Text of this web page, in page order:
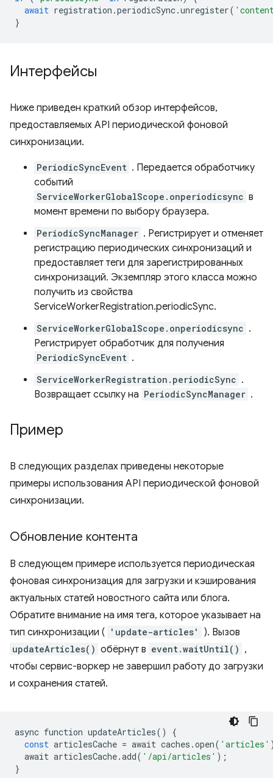
await registration .periodicSync.unregister(
}
Интерфейсы
Ниже приведен краткий обзор интерфейсов,
предоставляемых API периодической фоновой
синхронизации.
PeriodicSyncEvent . Передается обработчику
событий
ServiceWorkerGlobalScope.onperiodicsync в
момент времени по выбору браузера.
PeriodicSyncManager . Регистрирует и отменяет
регистрацию периодических синхронизаций и
предоставляет теги для зарегистрированных
синхронизаций. Экземпляр этого класса можно
получить из свойства
ServiceWorkerRegistration.periodicSync.
ServiceWorkerGlobalScope.onperiodicsync .
Регистрирует обработчик для получения
PeriodicSyncEvent .
ServiceWorkerRegistration.periodicSync .
Возвращает ссылку на PeriodicSyncManager .
Пример
В следующих разделах приведены некоторые
примеры использования API периодической фоновой
синхронизации.
Обновление контента
В следующем примере используется периодическая
фоновая синхронизация для загрузки и кэширования
актуальных статей новостного сайта или блога.
Обратите внимание на имя тега, которое указывает на
тип синхронизации (
'update-articles' ). Вызов
updateArticles() обёрнут в event.waitUntil() ,
чтобы сервис-воркер не завершил работу до загрузки
и сохранения статей.
async function updateArticles()
{
const articlesCache = await caches .open( 'articles'
await articlesCache.add( '/api/articles' );
}